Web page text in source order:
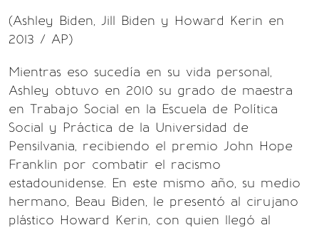
(Ashley Biden, Jill Biden y Howard Kerin en
2013 / AP)
Mientras eso sucedía en su vida personal,
Ashley obtuvo en 2010 su grado de maestra
en Trabajo Social en la Escuela de Política
Social y Práctica de la Universidad de
Pensilvania, recibiendo el premio John Hope
Franklin por combatir el racismo
estadounidense. En este mismo año, su medio
hermano, Beau Biden, le presentó al cirujano
plástico Howard Kerin, con quien llegó al